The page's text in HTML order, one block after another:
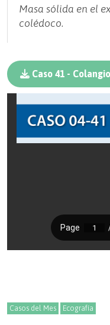
Masa sólida en el
colédoco.
Caso 41 -
Casos del Mes Ecografía